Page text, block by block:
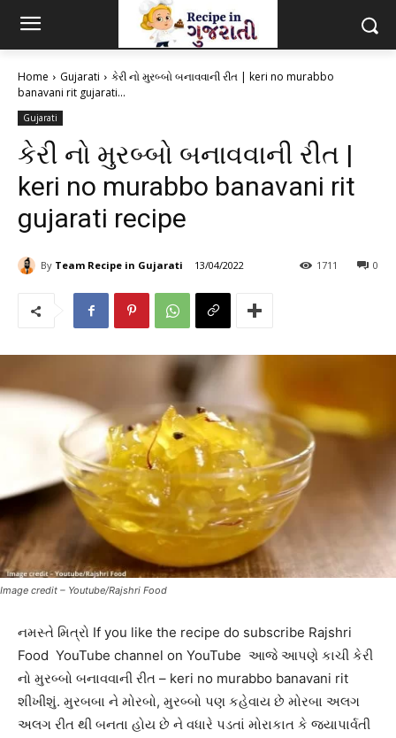
Home Gujarati
કેરી નો મુરબ્બો બનાવવાની રીત | keri no murabbo
banavani rit gujarati...
Gujarati
કેરી નો મુરબ્બો બનાવવાની રીત |
keri no murabbo banavani rit
gujarati recipe
By Team Recipe in Gujarati 13/04/2022 0
1711
Image credit – Youtube/Rajshri Food
નમસ્તે મિત્રો If you like the recipe do subscribe Rajshri
Food YouTube channel on YouTube આજે આપણે કાચી કેરી
નો મુરબ્બો બનાવવાની રીત – keri no murabbo banavani rit
શીખીશું. મુરબબા ને મોરબો, મુરબ્બો પણ કહેવાય છે મોરબા અલગ
અલગ રીત થી બનતા હોય છે ને વધારે પડતાં મોરાકાત કે જયાપાર્વતી